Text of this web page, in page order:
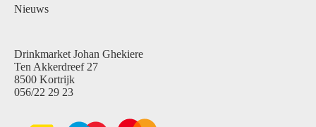
Nieuws
Drinkmarket Johan Ghekiere
Ten Akkerdreef 27
8500 Kortrijk
056/22 29 23